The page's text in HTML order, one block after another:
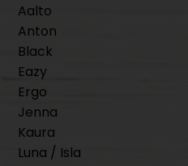
Aalto
Anton
Black
Eazy
Ergo
Jenna
Kaura
Luna / Isla